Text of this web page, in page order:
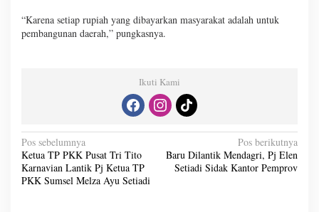
“Karena setiap rupiah yang dibayarkan masyarakat adalah untuk
pembangunan daerah,” pungkasnya.
Ikuti Kami
N
a
v
Pos sebelumnya
Ketua TP PKK Pusat Tri Tito
Karnavian Lantik Pj Ketua TP
PKK Sumsel Melza Ayu Setiadi
Pos berikutnya
Baru Dilantik Mendagri, Pj Elen
Setiadi Sidak Kantor Pemprov